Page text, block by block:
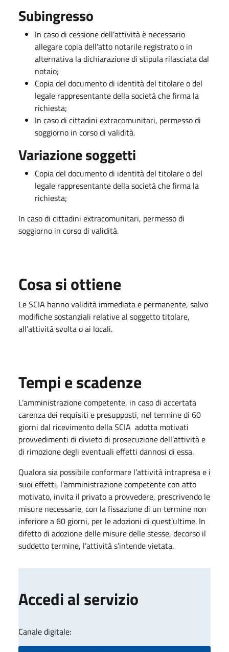
Subingresso
In caso di cessione dell’attività è necessario
allegare copia dell’atto notarile registrato o in
alternativa la dichiarazione di stipula rilasciata dal
notaio;
Copia del documento di identità del titolare o del
legale rappresentante della società che firma la
richiesta;
In caso di cittadini extracomunitari, permesso di
soggiorno in corso di validità.
Variazione soggetti
Copia del documento di identità del titolare o del
legale rappresentante della società che firma la
richiesta;
In caso di cittadini extracomunitari, permesso di
soggiorno in corso di validità.
Cosa si ottiene
Le SCIA hanno validità immediata e permanente, salvo
modifiche sostanziali relative al soggetto titolare,
all’attività svolta o ai locali.
Tempi e scadenze
L’amministrazione competente, in caso di accertata
carenza dei requisiti e presupposti, nel termine di 60
giorni dal ricevimento della SCIA adotta motivati
provvedimenti di divieto di prosecuzione dell’attività e
di rimozione degli eventuali effetti dannosi di essa.
Qualora sia possibile conformare l’attività intrapresa e i
suoi effetti, l’amministrazione competente con atto
motivato, invita il privato a provvedere, prescrivendo le
misure necessarie, con la fissazione di un termine non
inferiore a 60 giorni, per le adozioni di quest’ultime. In
difetto di adozione delle misure delle stesse, decorso il
suddetto termine, l’a​ttività​ s’intende vietata.
Accedi al servizio
Canale digitale: